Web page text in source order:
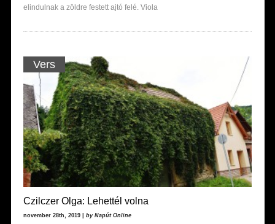
elindulnak a zöldre festett ajtó felé. Viola
Vers
Czilczer Olga: Lehettél volna
november 28th, 2019 | by Napút Online